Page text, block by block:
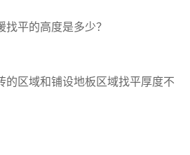
平的高度是多少？
的区域和铺设地板区域找平厚度不